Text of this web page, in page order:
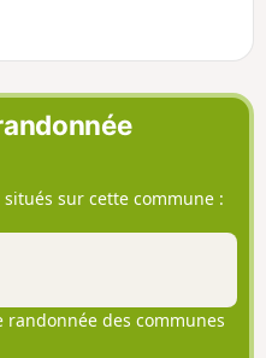
sur cette commune :
randonnée des communes